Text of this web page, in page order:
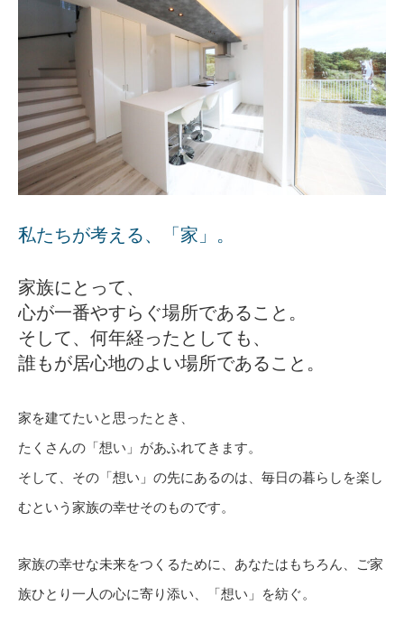
私たちが考える、「家」。
家族にとって、
心が一番やすらぐ場所であること。
そして、何年経ったとしても、
誰もが居心地のよい場所であること。
家を建てたいと思ったとき、
たくさんの「想い」があふれてきます。
そして、その「想い」の先にあるのは、毎日の暮らしを楽し
むという家族の幸せそのものです。
家族の幸せな未来をつくるために、あなたはもちろん、ご家
族ひとり一人の心に寄り添い、「想い」を紡ぐ。